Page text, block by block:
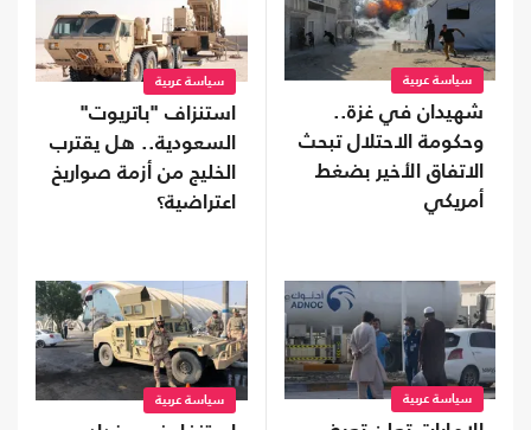
سياسة عربية
شهيدان في غزة..
وحكومة الاحتلال تبحث
الاتفاق الأخير بضغط
أمريكي
سياسة عربية
استنزاف "باتريوت"
السعودية.. هل يقترب
الخليج من أزمة صواريخ
اعتراضية؟
سياسة عربية سياسة عربية